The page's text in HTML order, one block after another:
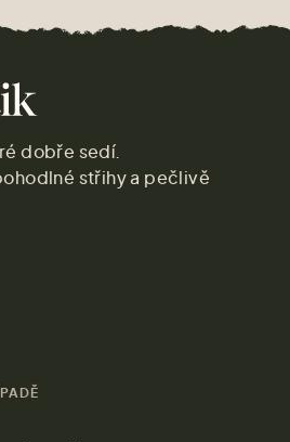
dobře sedí.
střihy a pečlivě